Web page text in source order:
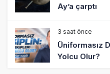
Ay’a çarptı
3 saat önce
Üniformasız
Yolcu Olur?